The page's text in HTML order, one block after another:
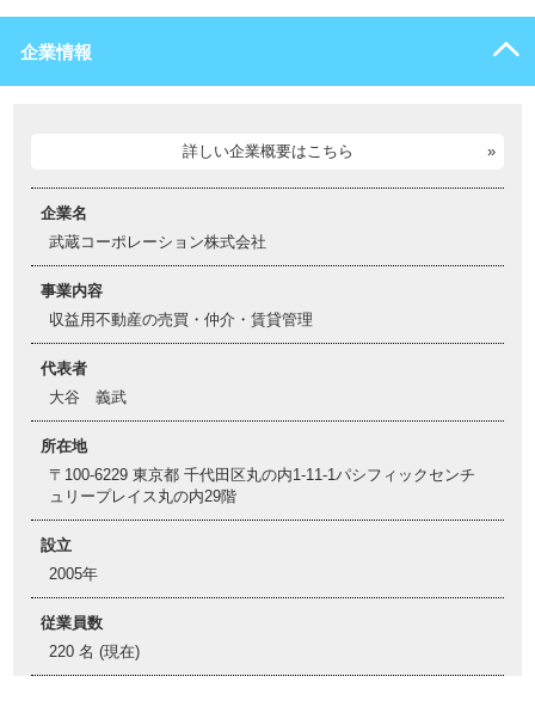
企業情報
詳しい企業概要はこちら
企業名
武蔵コーポレーション株式会社
事業内容
収益用不動産の売買・仲介・賃貸管理
代表者
大谷 義武
所在地
〒100-6229 東京都 千代田区丸の内1-11-1パシフィックセンチ
ュリープレイス丸の内29階
設立
2005年
従業員数
220 名 (現在)